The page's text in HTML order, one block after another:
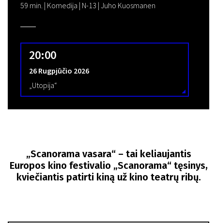
59 min. | Komedija | N-13 | Juho Kuosmanen
20:00
26 Rugpjūčio 2026
„Utopija“
„Scanorama vasara“ – tai keliaujantis
Europos kino festivalio „Scanorama“ tęsinys,
kviečiantis patirti kiną už kino teatrų ribų.